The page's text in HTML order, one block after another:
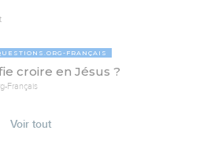
FRANÇAIS
croire en Jésus ?
Français
Voir tout